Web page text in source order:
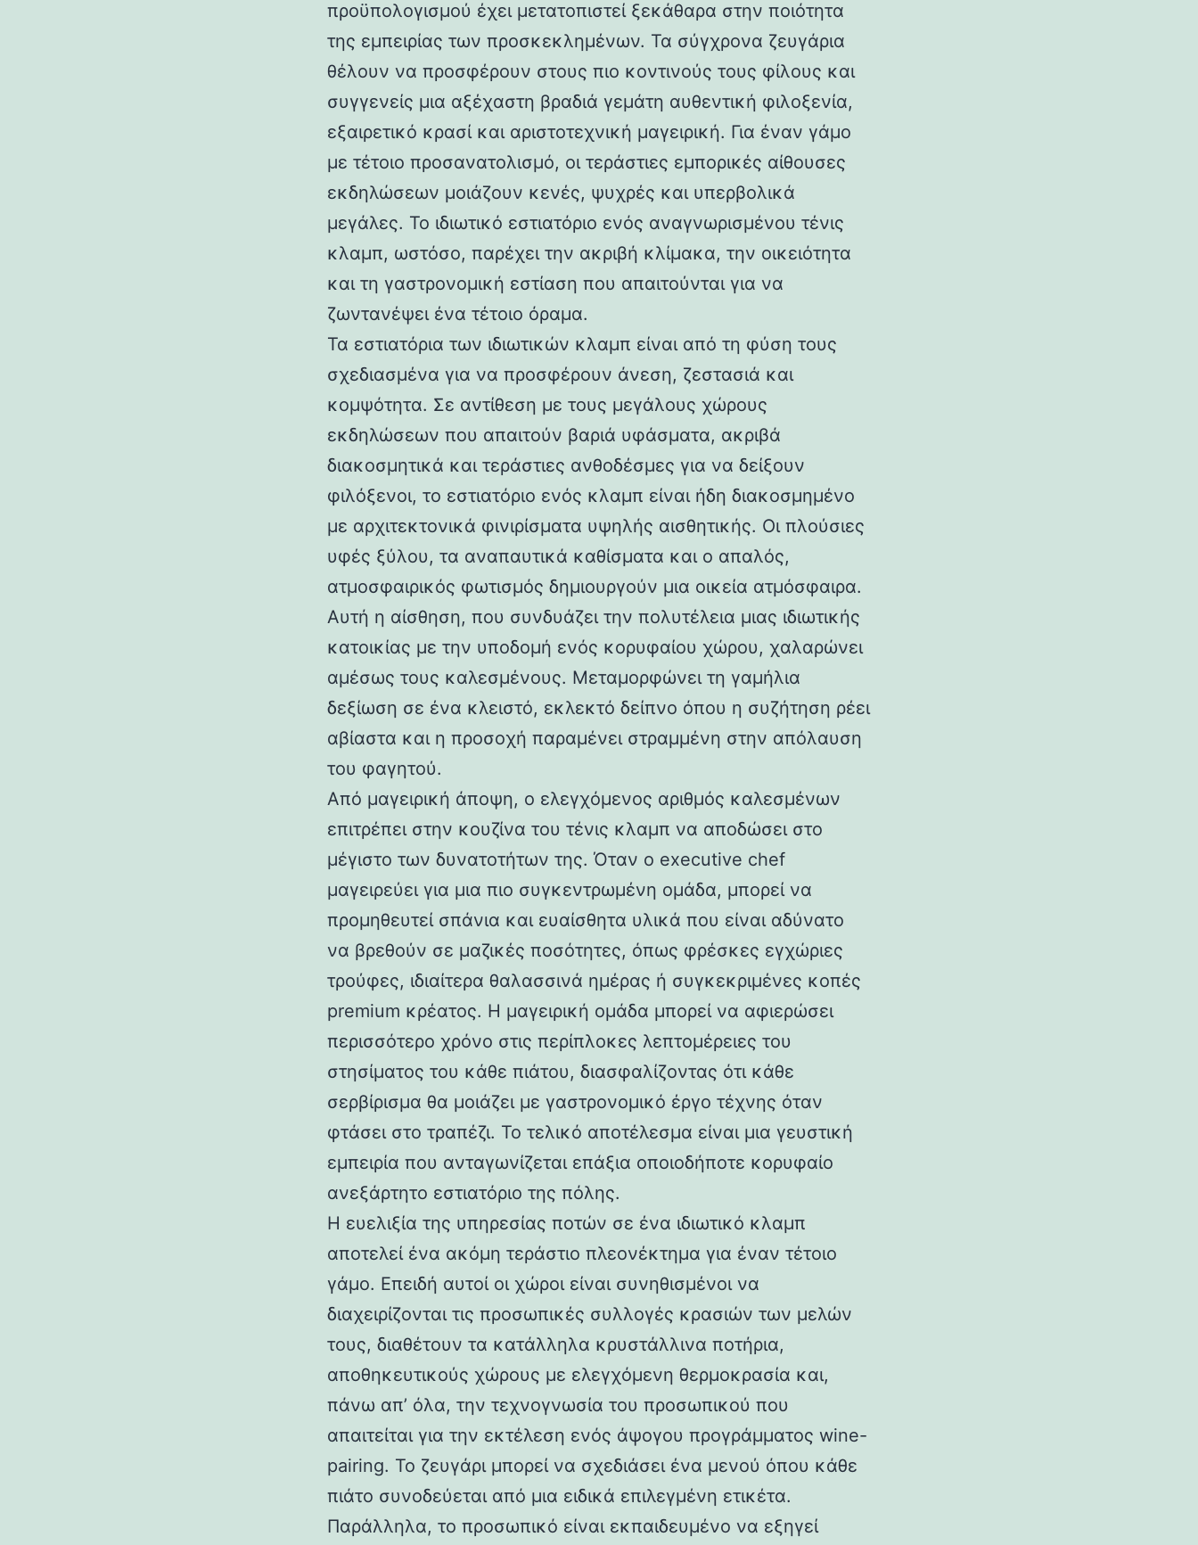
προϋπολογισμού έχει μετατοπιστεί ξεκάθαρα στην ποιότητα
της εμπειρίας των προσκεκλημένων. Τα σύγχρονα ζευγάρια
θέλουν να προσφέρουν στους πιο κοντινούς τους φίλους και
συγγενείς μια αξέχαστη βραδιά γεμάτη αυθεντική φιλοξενία,
εξαιρετικό κρασί και αριστοτεχνική μαγειρική. Για έναν γάμο
με τέτοιο προσανατολισμό, οι τεράστιες εμπορικές αίθουσες
εκδηλώσεων μοιάζουν κενές, ψυχρές και υπερβολικά
μεγάλες. Το ιδιωτικό εστιατόριο ενός αναγνωρισμένου τένις
κλαμπ, ωστόσο, παρέχει την ακριβή κλίμακα, την οικειότητα
και τη γαστρονομική εστίαση που απαιτούνται για να
ζωντανέψει ένα τέτοιο όραμα.
Τα εστιατόρια των ιδιωτικών κλαμπ είναι από τη φύση τους
σχεδιασμένα για να προσφέρουν άνεση, ζεστασιά και
κομψότητα. Σε αντίθεση με τους μεγάλους χώρους
εκδηλώσεων που απαιτούν βαριά υφάσματα, ακριβά
διακοσμητικά και τεράστιες ανθοδέσμες για να δείξουν
φιλόξενοι, το εστιατόριο ενός κλαμπ είναι ήδη διακοσμημένο
με αρχιτεκτονικά φινιρίσματα υψηλής αισθητικής. Οι πλούσιες
υφές ξύλου, τα αναπαυτικά καθίσματα και ο απαλός,
ατμοσφαιρικός φωτισμός δημιουργούν μια οικεία ατμόσφαιρα.
Αυτή η αίσθηση, που συνδυάζει την πολυτέλεια μιας ιδιωτικής
κατοικίας με την υποδομή ενός κορυφαίου χώρου, χαλαρώνει
αμέσως τους καλεσμένους. Μεταμορφώνει τη γαμήλια
δεξίωση σε ένα κλειστό, εκλεκτό δείπνο όπου η συζήτηση ρέει
αβίαστα και η προσοχή παραμένει στραμμένη στην απόλαυση
του φαγητού.
Από μαγειρική άποψη, ο ελεγχόμενος αριθμός καλεσμένων
επιτρέπει στην κουζίνα του τένις κλαμπ να αποδώσει στο
μέγιστο των δυνατοτήτων της. Όταν ο executive chef
μαγειρεύει για μια πιο συγκεντρωμένη ομάδα, μπορεί να
προμηθευτεί σπάνια και ευαίσθητα υλικά που είναι αδύνατο
να βρεθούν σε μαζικές ποσότητες, όπως φρέσκες εγχώριες
τρούφες, ιδιαίτερα θαλασσινά ημέρας ή συγκεκριμένες κοπές
premium κρέατος. Η μαγειρική ομάδα μπορεί να αφιερώσει
περισσότερο χρόνο στις περίπλοκες λεπτομέρειες του
στησίματος του κάθε πιάτου, διασφαλίζοντας ότι κάθε
σερβίρισμα θα μοιάζει με γαστρονομικό έργο τέχνης όταν
φτάσει στο τραπέζι. Το τελικό αποτέλεσμα είναι μια γευστική
εμπειρία που ανταγωνίζεται επάξια οποιοδήποτε κορυφαίο
ανεξάρτητο εστιατόριο της πόλης.
Η ευελιξία της υπηρεσίας ποτών σε ένα ιδιωτικό κλαμπ
αποτελεί ένα ακόμη τεράστιο πλεονέκτημα για έναν τέτοιο
γάμο. Επειδή αυτοί οι χώροι είναι συνηθισμένοι να
διαχειρίζονται τις προσωπικές συλλογές κρασιών των μελών
τους, διαθέτουν τα κατάλληλα κρυστάλλινα ποτήρια,
αποθηκευτικούς χώρους με ελεγχόμενη θερμοκρασία και,
πάνω απ’ όλα, την τεχνογνωσία του προσωπικού που
απαιτείται για την εκτέλεση ενός άψογου προγράμματος wine-
pairing. Το ζευγάρι μπορεί να σχεδιάσει ένα μενού όπου κάθε
πιάτο συνοδεύεται από μια ειδικά επιλεγμένη ετικέτα.
Παράλληλα, το προσωπικό είναι εκπαιδευμένο να εξηγεί